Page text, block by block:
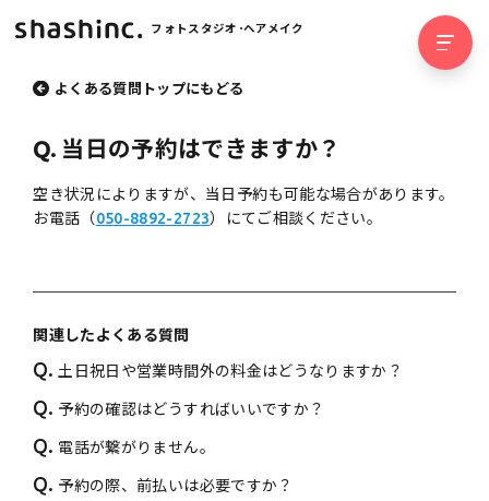
フォトスタジオ･ヘアメイク
よくある質問トップにもどる
Q. 当日の予約はできますか？
空き状況によりますが、当日予約も可能な場合があります。
お電話（050-8892-2723）にてご相談ください。
関連したよくある質問
Q. 土日祝日や営業時間外の料金はどうなりますか？
Q. 予約の確認はどうすればいいですか？
Q. 電話が繋がりません。
Q. 予約の際、前払いは必要ですか？